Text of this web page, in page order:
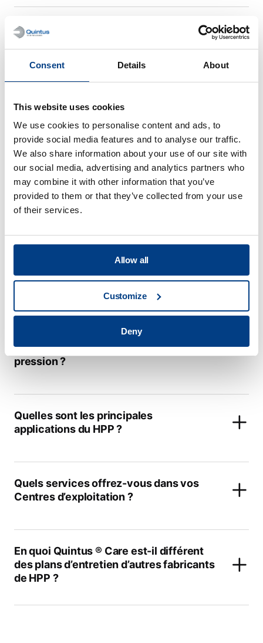
Consent Details About
This website uses cookies
We use cookies to personalise content and ads, to
provide social media features and to analyse our traffic.
We also share information about your use of our site with
our social media, advertising and analytics partners who
may combine it with other information that you’ve
provided to them or that they’ve collected from your use
of their services.
Allow all
Customize
Deny
Ce n’est pas un processus continu ;
peut-il tenir le coup par rapport à la
pointe ?
Traitement des
aliments
Le HPP garantit-il la sécurité
alimentaire ?
Quels sont les avantages de la
technologie de traitement à haute
pression ?
Quelles sont les principales
applications du HPP ?
Quels services offrez-vous dans vos
Centres d’exploitation ?
En quoi Quintus ® Care est-il différent
des plans d’entretien d’autres fabricants
de HPP ?